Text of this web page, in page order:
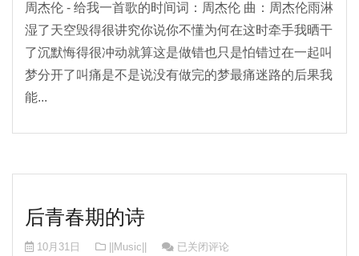
周杰伦 - 给我一首歌的时间词：周杰伦 曲：周杰伦雨淋
湿了天空毁得很讲究你说你不懂为何在这时牵手我晒干
了沉默悔得很冲动就算这是做错也只是怕错过在一起叫
梦分开了叫痛是不是说没有做完的梦最痛迷路的后果我
能...
后青春期的诗
10月31日 ||Music|| 后青春期的诗
已关闭评论